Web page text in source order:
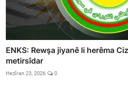
ENKS: Rewşa jiyanê li herêma
metirsîdar
Hezîran 23, 2026 0